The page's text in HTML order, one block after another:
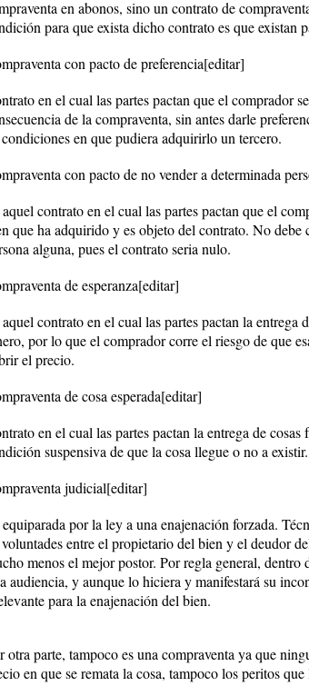
en abonos, sino un contrato de
para que exista dicho contrato es que existan
con pacto de preferencia[editar]
en el cual las partes pactan que el comprador
de la compraventa, sin antes darle
en que pudiera adquirirlo un tercero.
con pacto de no vender a determinada
contrato en el cual las partes pactan que el
que ha adquirido y es objeto del contrato. No
alguna, pues el contrato seria nulo.
de esperanza[editar]
contrato en el cual las partes pactan la
por lo que el comprador corre el riesgo de que
el precio.
de cosa esperada[editar]
en el cual las partes pactan la entrega de
suspensiva de que la cosa llegue o no a existir.
judicial[editar]
por la ley a una enajenación forzada.
entre el propietario del bien y el deudor
menos el mejor postor. Por regla general,
audiencia, y aunque lo hiciera y manifestará su
para la enajenación del bien.
otra parte, tampoco es una compraventa ya que
en que se remata la cosa, tampoco los peritos